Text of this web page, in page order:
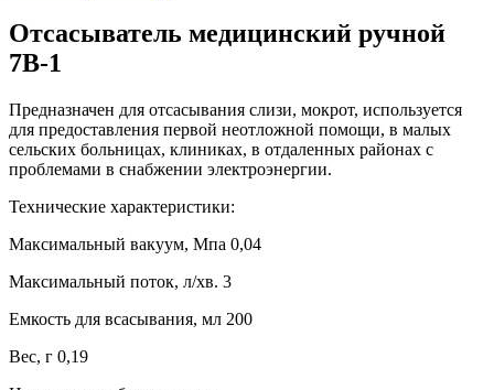
Отсасыватель медицинский ручной
7В-1
Предназначен для отсасывания слизи, мокрот, используется
для предоставления первой неотложной помощи, в малых
сельских больницах, клиниках, в отдаленных районах с
проблемами в снабжении электроэнергии.
Технические характеристики:
Максимальный вакуум, Мпа 0,04
Максимальный поток, л/хв. 3
Емкость для всасывания, мл 200
Вес, г 0,19